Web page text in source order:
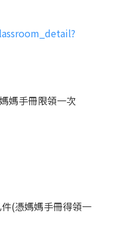
媽手冊限領一次
(憑媽媽手冊得領一